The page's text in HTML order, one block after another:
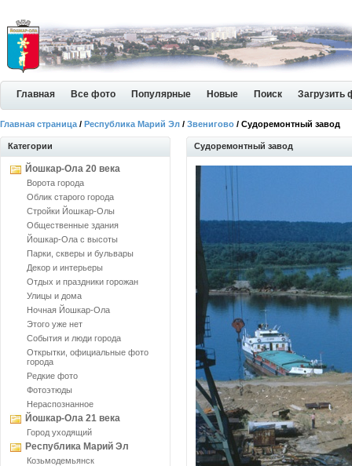
Главная Все фото Популярные Новые Поиск Загрузить
Главная страница / Республика Марий Эл / Звенигово / Судоремонтный завод
Категории
Йошкар-Ола 20 века
Ворота города
Облик старого города
Стройки Йошкар-Олы
Общественные здания
Йошкар-Ола с высоты
Парки, скверы и бульвары
Декор и интерьеры
Отдых и праздники горожан
Улицы и дома
Ночная Йошкар-Ола
Этого уже нет
События и люди города
Открытки, официальные фото
города
Редкие фото
Фотоэтюды
Нераспознанное
Йошкар-Ола 21 века
Город уходящий
Республика Марий Эл
Козьмодемьянск
Судоремонтный завод